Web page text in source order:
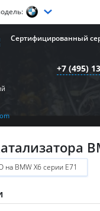
Серия Серия
X6
Сертифицированный
+7 (495)
на BMW X6 серии E71